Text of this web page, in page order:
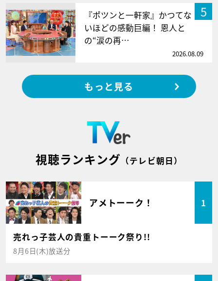
5
『ポツンと一軒家』かつてな
いほどの感動巨編！ 恩人と
の“涙の再…
2026.08.09
もっと見る
視聴ランキング （テレビ朝日）
アメトーーク！ 1
売れっ子芸人の貴重トーーク祭り!!
8月6日(木)放送分